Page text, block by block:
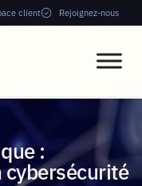
client Rejoignez-nous
:
cybersécurité